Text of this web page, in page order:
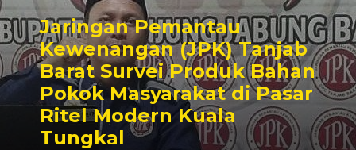
Jaringan Pemantau
Kewenangan (JPK) Tanjab
Barat Survei Produk Bahan
Pokok Masyarakat di Pasar
Ritel Modern Kuala
Tungkal